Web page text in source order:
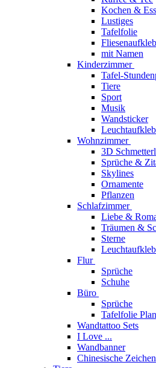
Kochen &
Lustiges
Tafelfolie
mit Namen
Kinderzimmer
Tafel-
Tiere
Sport
Musik
Wandsticker
Wohnzimmer
3D
Sprüche &
Skylines
Ornamente
Pflanzen
Schlafzimmer
Liebe &
Träumen &
Sterne
Flur
Sprüche
Schuhe
Büro
Sprüche
Tafelfolie
Wandtattoo Sets
I Love ...
Wandbanner
Chinesische Zeichen